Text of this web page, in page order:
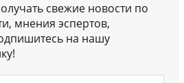
свежие новости по
мнения эспертов,
на нашу